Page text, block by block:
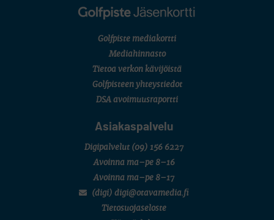
Kivitippu Classic Invitational 2026
SM-reikäpeli (M50/Kymen Golf)
7 (U18 ja U21/pojat/Tahko)
Golfpiste mediakortti
Mediahinnasto
Tietoa verkon kävijöistä
Golfpisteen yhteystiedot
DSA avoimuusraportti
Asiakaspalvelu
Digipalvelut (09) 156 6227
Avoinna ma–pe 8–16
Avoinna ma–pe 8–17
(digi) digi@otavamedia.fi
Tietosuojaseloste